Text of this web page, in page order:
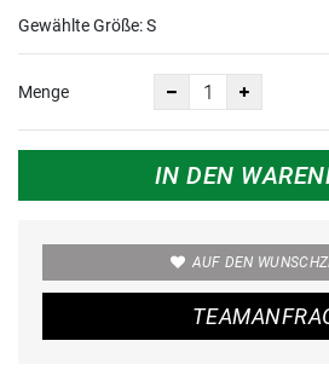
Gewählte Größe:S
Menge
IN DEN
AUF DEN